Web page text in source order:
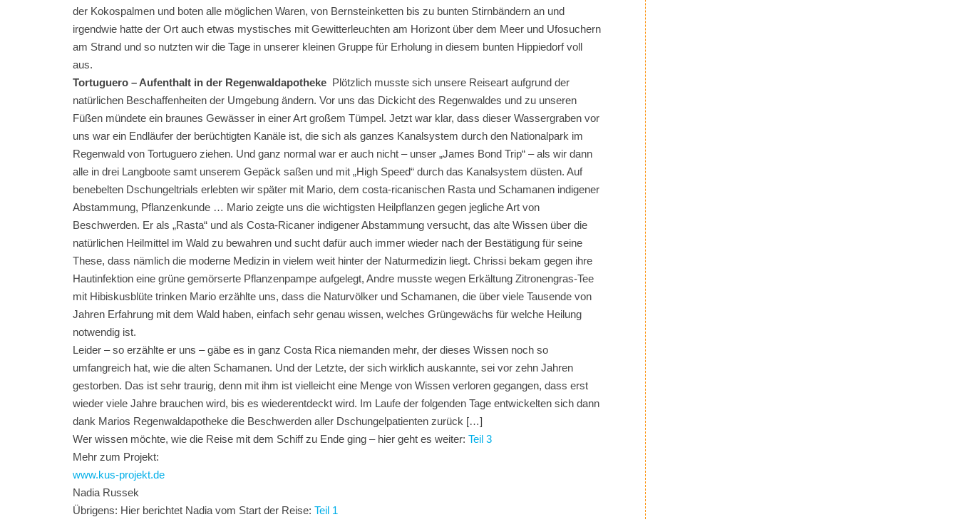
der Kokospalmen und boten alle möglichen Waren, von Bernsteinketten bis zu bunten Stirnbändern an und
irgendwie hatte der Ort auch etwas mystisches mit Gewitterleuchten am Horizont über dem Meer und Ufosuchern
am Strand und so nutzten wir die Tage in unserer kleinen Gruppe für Erholung in diesem bunten Hippiedorf voll
aus.
Tortuguero – Aufenthalt in der Regenwaldapotheke Plötzlich musste sich unsere Reiseart aufgrund der
natürlichen Beschaffenheiten der Umgebung ändern. Vor uns das Dickicht des Regenwaldes und zu unseren
Füßen mündete ein braunes Gewässer in einer Art großem Tümpel. Jetzt war klar, dass dieser Wassergraben vor
uns war ein Endläufer der berüchtigten Kanäle ist, die sich als ganzes Kanalsystem durch den Nationalpark im
Regenwald von Tortuguero ziehen. Und ganz normal war er auch nicht – unser „James Bond Trip“ – als wir dann
alle in drei Langboote samt unserem Gepäck saßen und mit „High Speed“ durch das Kanalsystem düsten. Auf
benebelten Dschungeltrials erlebten wir später mit Mario, dem costa-ricanischen Rasta und Schamanen indigener
Abstammung, Pflanzenkunde … Mario zeigte uns die wichtigsten Heilpflanzen gegen jegliche Art von
Beschwerden. Er als „Rasta“ und als Costa-Ricaner indigener Abstammung versucht, das alte Wissen über die
natürlichen Heilmittel im Wald zu bewahren und sucht dafür auch immer wieder nach der Bestätigung für seine
These, dass nämlich die moderne Medizin in vielem weit hinter der Naturmedizin liegt. Chrissi bekam gegen ihre
Hautinfektion eine grüne gemörserte Pflanzenpampe aufgelegt, Andre musste wegen Erkältung Zitronengras-Tee
mit Hibiskusblüte trinken Mario erzählte uns, dass die Naturvölker und Schamanen, die über viele Tausende von
Jahren Erfahrung mit dem Wald haben, einfach sehr genau wissen, welches Grüngewächs für welche Heilung
notwendig ist.
Leider – so erzählte er uns – gäbe es in ganz Costa Rica niemanden mehr, der dieses Wissen noch so
umfangreich hat, wie die alten Schamanen. Und der Letzte, der sich wirklich auskannte, sei vor zehn Jahren
gestorben. Das ist sehr traurig, denn mit ihm ist vielleicht eine Menge von Wissen verloren gegangen, dass erst
wieder viele Jahre brauchen wird, bis es wiederentdeckt wird. Im Laufe der folgenden Tage entwickelten sich dann
dank Marios Regenwaldapotheke die Beschwerden aller Dschungelpatienten zurück […]
Wer wissen möchte, wie die Reise mit dem Schiff zu Ende ging – hier geht es weiter: Teil 3
Mehr zum Projekt:
www.kus-projekt.de
Nadia Russek
Übrigens: Hier berichtet Nadia vom Start der Reise: Teil 1